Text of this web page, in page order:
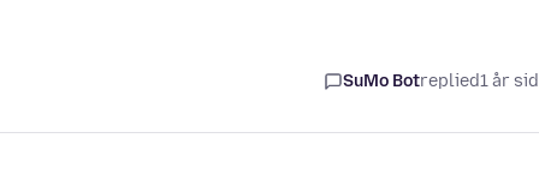
SuMo Botreplied1 år